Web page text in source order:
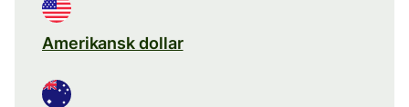
Amerikansk dollar